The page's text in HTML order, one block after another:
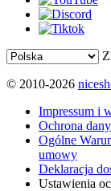
© 2010-2026
Impressum i
Ochrona
Ogólne
umowy
Deklaracja
Ustawienia